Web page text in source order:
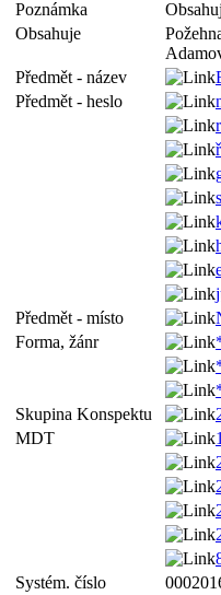
Poznámka
Obsahuje
Předmět - název
Předmět - heslo
Předmět - místo
Forma, žánr
Skupina Konspektu
MDT
Systém. číslo